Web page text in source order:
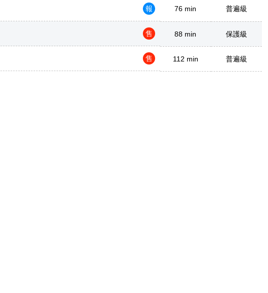
報 76 min 普遍級
售 88 min 保護級
售 112 min 普遍級